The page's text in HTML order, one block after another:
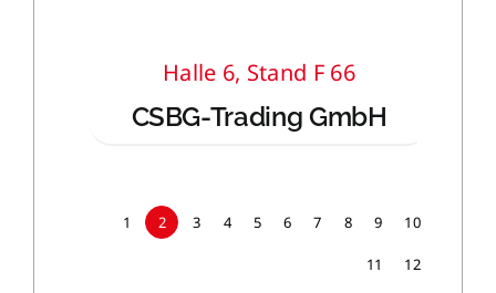
Halle 6, Stand F 66
CSBG-Trading GmbH
1 2 3 4 5 6 7 8 9 10
11 12